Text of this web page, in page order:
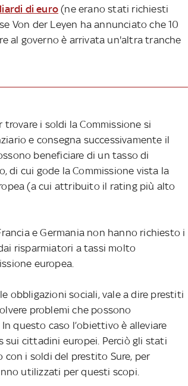
di euro (ne erano stati richiesti
Von der Leyen ha annunciato che 10
al governo è arrivata un'altra tranche
i soldi la Commissione si
e consegna successivamente il
beneficiare di un tasso di
di cui gode la Commissione vista la
(a cui attribuito il rating più alto
e Germania non hanno richiesto i
risparmiatori a tassi molto
europea.
obbligazioni sociali, vale a dire prestiti
problemi che possono
questo caso l’obiettivo è alleviare
sui cittadini europei. Perciò gli stati
i soldi del prestito Sure, per
utilizzati per questi scopi.